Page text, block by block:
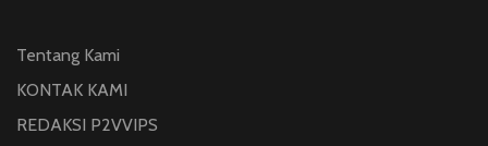
Tentang Kami
KONTAK KAMI
REDAKSI P2VVIPS